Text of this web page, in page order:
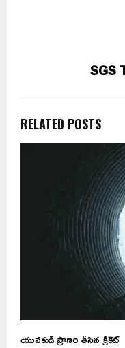
SGS
RELATED POSTS
యువకుడి ప్రాణం తీసిన క్రికెట్